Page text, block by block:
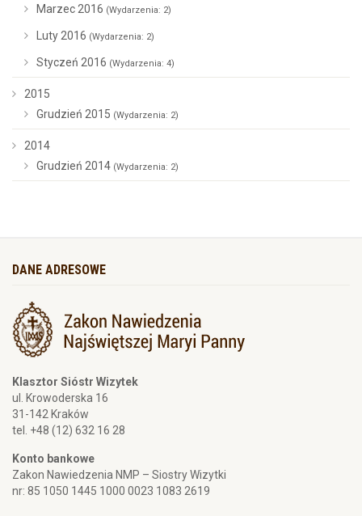
Marzec 2016 (Wydarzenia: 2)
Luty 2016 (Wydarzenia: 2)
Styczeń 2016 (Wydarzenia: 4)
2015
Grudzień 2015 (Wydarzenia: 2)
2014
Grudzień 2014 (Wydarzenia: 2)
DANE ADRESOWE
Klasztor Sióstr Wizytek
ul. Krowoderska 16
31-142 Kraków
tel. +48 (12) 632 16 28
Konto bankowe
Zakon Nawiedzenia NMP – Siostry Wizytki
nr: 85 1050 1445 1000 0023 1083 2619